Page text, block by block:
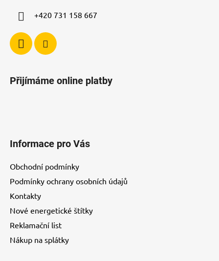
+420 731 158 667
Přijímáme online platby
Informace pro Vás
Obchodní podmínky
Podmínky ochrany osobních údajů
Kontakty
Nové energetické štítky
Reklamační list
Nákup na splátky